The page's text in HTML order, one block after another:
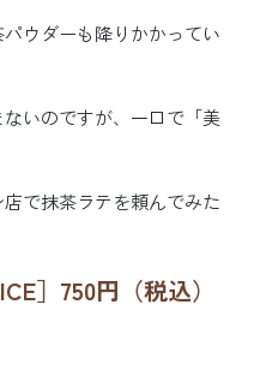
ウダーも降りかかってい
いのですが、一口で「美
店で抹茶ラテを頼んでみた
］750円（税込）